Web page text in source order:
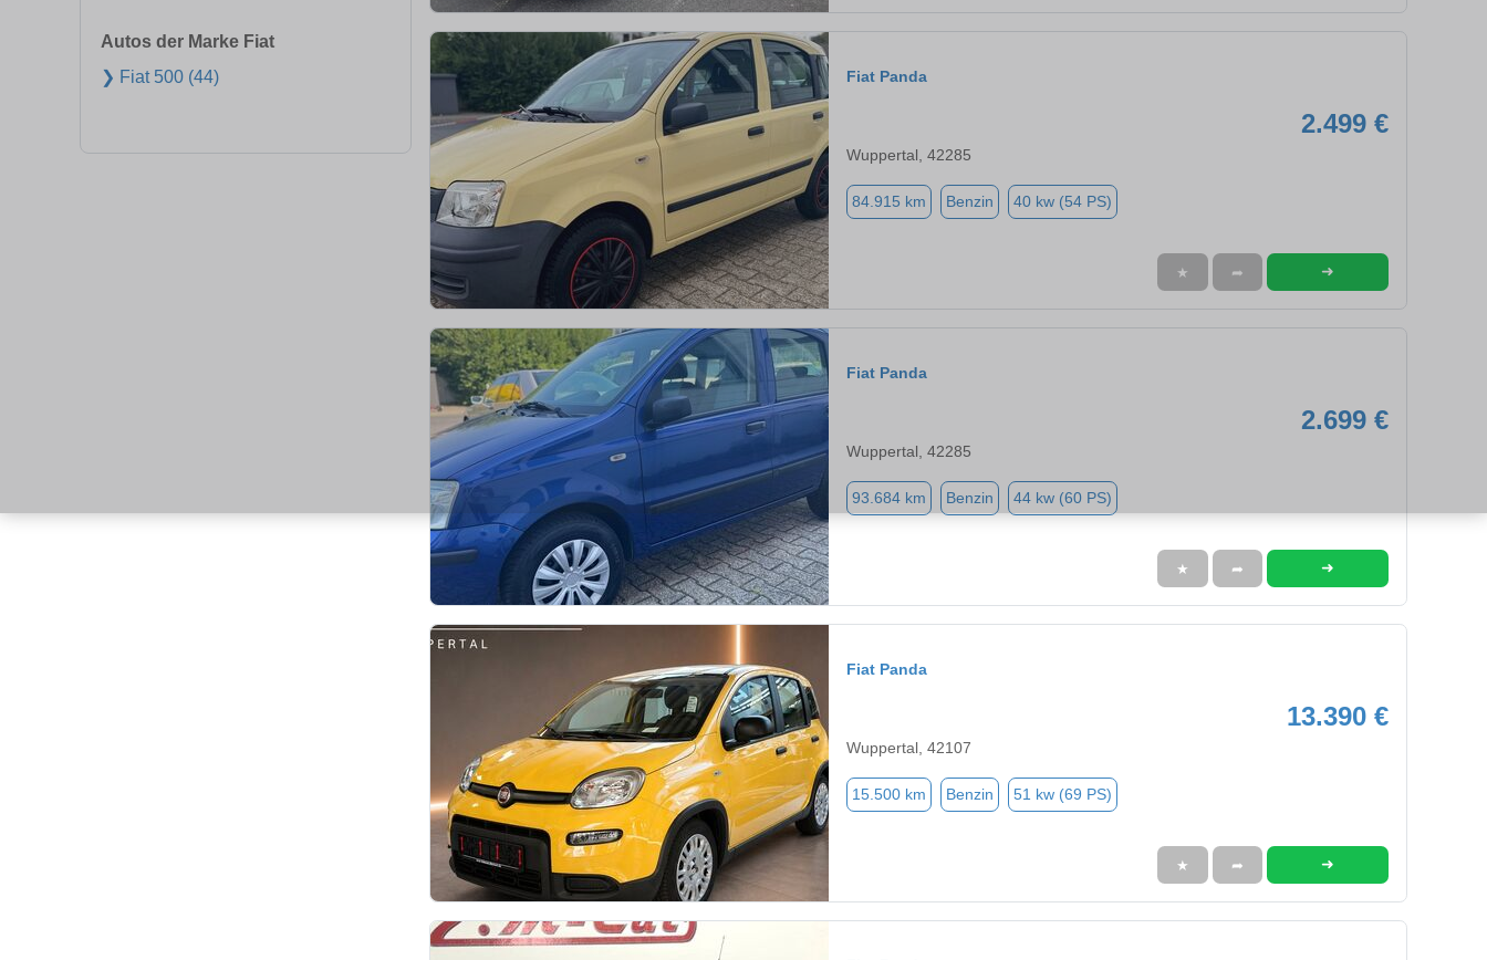
Autos der Marke Fiat
❯ Fiat 500 (44)
Fiat Panda
2.499 €
Wuppertal, 42285
84.915 km Benzin 40 kw (54 PS)
★ ➦ ➜
Fiat Panda
2.699 €
Wuppertal, 42285
93.684 km Benzin 44 kw (60 PS)
★ ➦ ➜
Fiat Panda
13.390 €
Wuppertal, 42107
15.500 km Benzin 51 kw (69 PS)
★ ➦ ➜